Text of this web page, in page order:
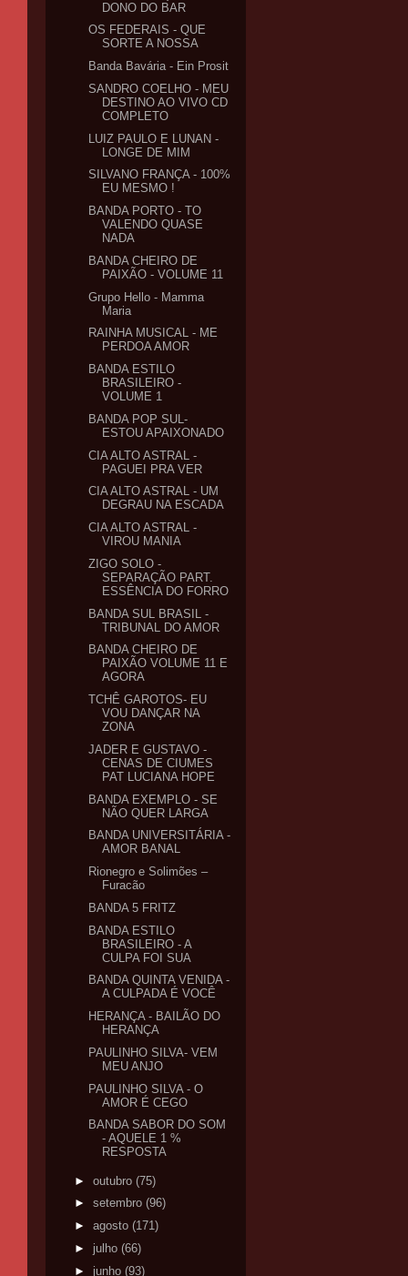
DONO DO BAR
OS FEDERAIS - QUE
SORTE A NOSSA
Banda Bavária - Ein Prosit
SANDRO COELHO - MEU
DESTINO AO VIVO CD
COMPLETO
LUIZ PAULO E LUNAN -
LONGE DE MIM
SILVANO FRANÇA - 100%
EU MESMO !
BANDA PORTO - TO
VALENDO QUASE
NADA
BANDA CHEIRO DE
PAIXÃO - VOLUME 11
Grupo Hello - Mamma
Maria
RAINHA MUSICAL - ME
PERDOA AMOR
BANDA ESTILO
BRASILEIRO -
VOLUME 1
BANDA POP SUL-
ESTOU APAIXONADO
CIA ALTO ASTRAL -
PAGUEI PRA VER
CIA ALTO ASTRAL - UM
DEGRAU NA ESCADA
CIA ALTO ASTRAL -
VIROU MANIA
ZIGO SOLO -
SEPARAÇÃO PART.
ESSÊNCIA DO FORRO
BANDA SUL BRASIL -
TRIBUNAL DO AMOR
BANDA CHEIRO DE
PAIXÃO VOLUME 11 E
AGORA
TCHÊ GAROTOS- EU
VOU DANÇAR NA
ZONA
JADER E GUSTAVO -
CENAS DE CIUMES
PAT LUCIANA HOPE
BANDA EXEMPLO - SE
NÃO QUER LARGA
BANDA UNIVERSITÁRIA -
AMOR BANAL
Rionegro e Solimões –
Furacão
BANDA 5 FRITZ
BANDA ESTILO
BRASILEIRO - A
CULPA FOI SUA
BANDA QUINTA VENIDA -
A CULPADA É VOCÊ
HERANÇA - BAILÃO DO
HERANÇA
PAULINHO SILVA- VEM
MEU ANJO
PAULINHO SILVA - O
AMOR É CEGO
BANDA SABOR DO SOM
- AQUELE 1 %
RESPOSTA
► outubro (75)
► setembro (96)
► agosto (171)
► julho (66)
► junho (93)